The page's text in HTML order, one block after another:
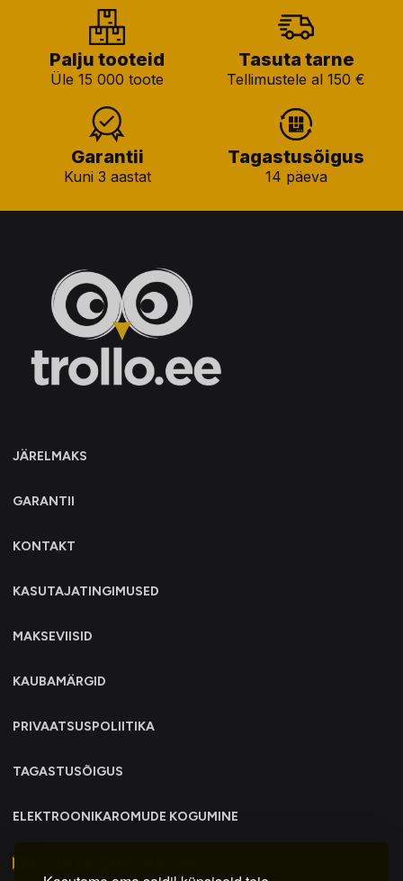
Palju tooteid
Üle 15 000 toote
Tasuta tarne
Tellimustele al 150 €
Garantii
Kuni 3 aastat
Tagastusõigus
14 päeva
JÄRELMAKS
GARANTII
KONTAKT
KASUTAJATINGIMUSED
MAKSEVIISID
KAUBAMÄRGID
PRIVAATSUSPOLIITIKA
TAGASTUSÕIGUS
ELEKTROONIKAROMUDE KOGUMINE